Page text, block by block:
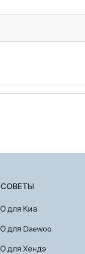
для Киа
для Daewoo
для Хендэ